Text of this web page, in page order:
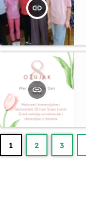
insert_link
insert_link
1 2 3